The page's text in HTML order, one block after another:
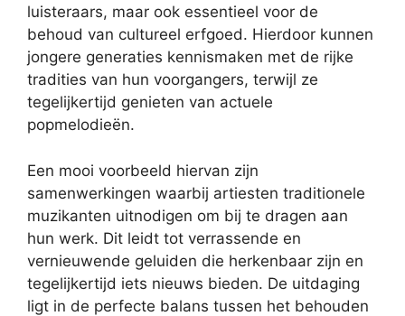
luisteraars, maar ook essentieel voor de
behoud van cultureel erfgoed. Hierdoor kunnen
jongere generaties kennismaken met de rijke
tradities van hun voorgangers, terwijl ze
tegelijkertijd genieten van actuele
popmelodieën.
Een mooi voorbeeld hiervan zijn
samenwerkingen waarbij artiesten traditionele
muzikanten uitnodigen om bij te dragen aan
hun werk. Dit leidt tot verrassende en
vernieuwende geluiden die herkenbaar zijn en
tegelijkertijd iets nieuws bieden. De uitdaging
ligt in de perfecte balans tussen het behouden